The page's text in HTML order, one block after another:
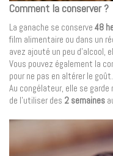
Comment la conserver ?
La ganache se conserve 48
film alimentaire ou dans un
avez ajouté un peu d’alcool,
Vous pouvez également la
pour ne pas en altérer le goût.
Au congélateur, elle se
de l’utiliser des 2 semaines